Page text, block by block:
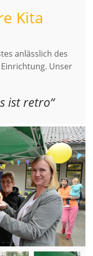
Kita
anlässlich des
Unser
ist retro“